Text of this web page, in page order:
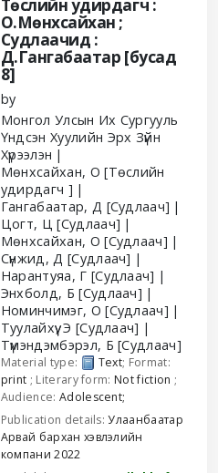
Төслийн удирдагч :
О.Мөнхсайхан ;
Судлаачид :
Д.Гангабаатар [бусад
8]
by
Монгол Улсын Их Сургууль
Үндсэн Хуулийн Эрх Зүйн
Хүрээлэн
Мөнхсайхан, О [Төслийн
удирдагч ]
Гангабаатар, Д [Судлаач]
Цогт, Ц [Судлаач]
Мөнхсайхан, О [Судлаач]
Сүнжид, Д [Судлаач]
Нарантуяа, Г [Судлаач]
Энхболд, Б [Судлаач]
Номинчимэг, О [Судлаач]
Туулайхүү, Э [Судлаач]
Түмэндэмбэрэл, Б [Судлаач]
Material type: Text; Format:
print ; Literary form:Not fiction ;
Audience: Adolescent;
Publication details:Улаанбаатар
Арвай бархан хэвлэлийн
компани2022